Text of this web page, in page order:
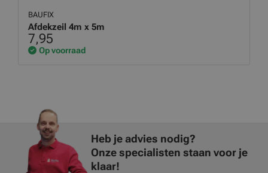
BAUFIX
Afdekzeil 4m x 5m
7,95
Op voorraad
Heb je advies nodig?
Onze specialisten staan voor je
klaar!